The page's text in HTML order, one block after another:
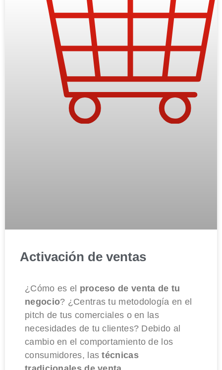
Activación de ventas
¿Cómo es el proceso de venta de tu
negocio? ¿Centras tu metodología en el
pitch de tus comerciales o en las
necesidades de tu clientes? Debido al
cambio en el comportamiento de los
consumidores, lastécnicas